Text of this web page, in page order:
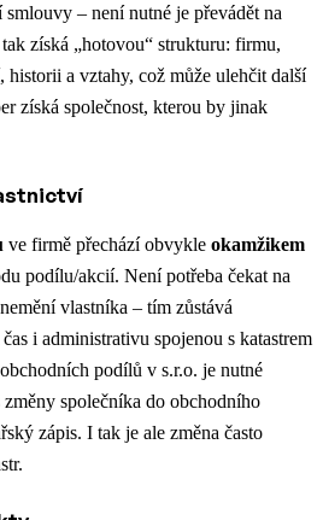
– není nutné je převádět na
získá „hotovou“ strukturu: firmu,
historii a vztahy, což může ulehčit další
získá společnost, kterou by jinak
ve firmě přechází obvykle okamžikem
podílu/akcií. Není potřeba čekat na
vlastníka – tím zůstává
i administrativu spojenou s katastrem​
podílů v s.r.o. je nutné
společníka do obchodního
zápis. I tak je ale změna často